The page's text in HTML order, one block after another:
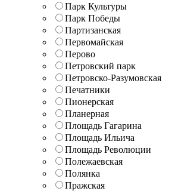
Парк Культуры
Парк Победы
Партизанская
Первомайская
Перово
Петровский парк
Петровско-Разумовская
Печатники
Пионерская
Планерная
Площадь Гагарина
Площадь Ильича
Площадь Революции
Полежаевская
Полянка
Пражская